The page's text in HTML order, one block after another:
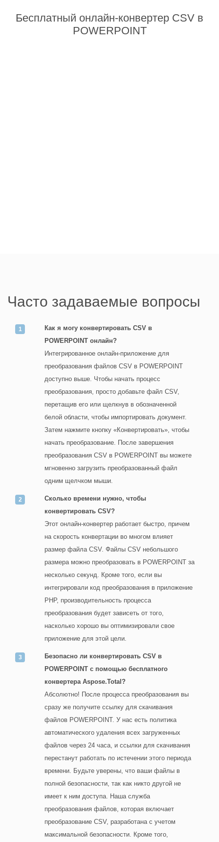
Бесплатный онлайн-конвертер CSV в
POWERPOINT
Часто задаваемые вопросы
Как я могу конвертировать CSV в
POWERPOINT онлайн?
Интегрированное онлайн-приложение для
преобразования файлов CSV в POWERPOINT
доступно выше. Чтобы начать процесс
преобразования, просто добавьте файл CSV,
перетащив его или щелкнув в обозначенной
белой области, чтобы импортировать документ.
Затем нажмите кнопку «Конвертировать», чтобы
начать преобразование. После завершения
преобразования CSV в POWERPOINT вы можете
мгновенно загрузить преобразованный файл
одним щелчком мыши.
Сколько времени нужно, чтобы
конвертировать CSV?
Этот онлайн-конвертер работает быстро, причем
на скорость конвертации во многом влияет
размер файла CSV. Файлы CSV небольшого
размера можно преобразовать в POWERPOINT за
несколько секунд. Кроме того, если вы
интегрировали код преобразования в приложение
PHP, производительность процесса
преобразования будет зависеть от того,
насколько хорошо вы оптимизировали свое
приложение для этой цели.
Безопасно ли конвертировать CSV в
POWERPOINT с помощью бесплатного
конвертера Aspose.Total?
Абсолютно! После процесса преобразования вы
сразу же получите ссылку для скачивания
файлов POWERPOINT. У нас есть политика
автоматического удаления всех загруженных
файлов через 24 часа, и ссылки для скачивания
перестанут работать по истечении этого периода
времени. Будьте уверены, что ваши файлы в
полной безопасности, так как никто другой не
имеет к ним доступа. Наша служба
преобразования файлов, которая включает
преобразование CSV, разработана с учетом
максимальной безопасности. Кроме того,